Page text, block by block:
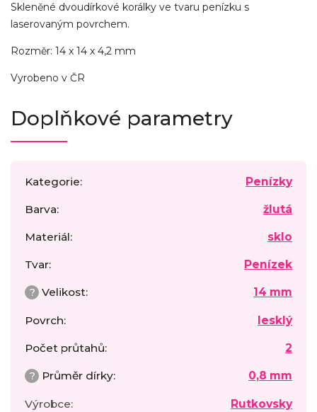
Skleněné dvoudírkové korálky ve tvaru penízku s
laserovaným povrchem.
Rozměr: 14 x 14 x 4,2 mm
Vyrobeno v ČR
Doplňkové parametry
Kategorie: Penízky
Barva: žlutá
Materiál: sklo
Tvar: Penízek
? Velikost: 14 mm
Povrch: lesklý
Počet průtahů: 2
? Průměr dírky: 0,8 mm
Výrobce: Rutkovsky